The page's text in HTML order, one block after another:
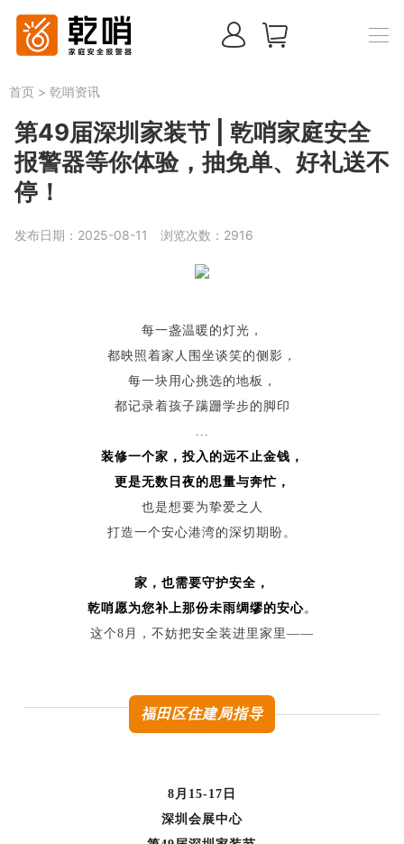
首页 > 乾哨资讯
第49届深圳家装节 | 乾哨家庭安全
报警器等你体验，抽免单、好礼送不
停！
发布日期：2025-08-11 浏览次数： 2916
每一盏温暖的灯光，
都映照着家人围坐谈笑的侧影，
每一块用心挑选的地板，
都记录着孩子蹒跚学步的脚印
...
装修一个家，投入的远不止金钱，
更是无数日夜的思量与奔忙，
也是想要为挚爱之人
打造一个安心港湾的深切期盼。
家，也需要守护安全，
乾哨愿为您补上那份未雨绸缪的安心。
这个8月，不妨把安全装进里家里——
福田区住建局指导
8月15-17日
深圳会展中心